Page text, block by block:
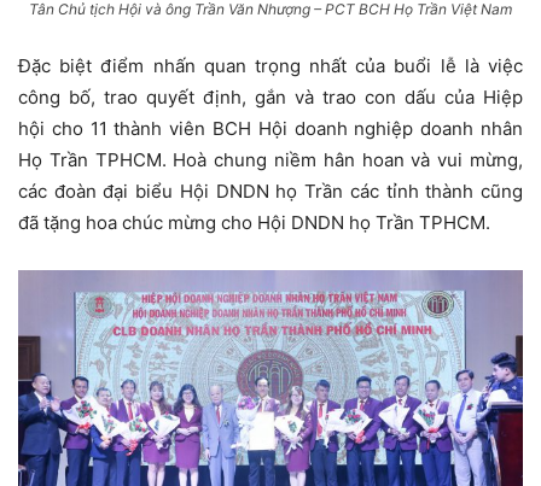
Tân Chủ tịch Hội và ông Trần Văn Nhượng – PCT BCH Họ Trần Việt Nam
Đặc biệt điểm nhấn quan trọng nhất của buổi lễ là việc
công bố, trao quyết định, gắn và trao con dấu của Hiệp
hội cho 11 thành viên BCH Hội doanh nghiệp doanh nhân
Họ Trần TPHCM. Hoà chung niềm hân hoan và vui mừng,
các đoàn đại biểu Hội DNDN họ Trần các tỉnh thành cũng
đã tặng hoa chúc mừng cho Hội DNDN họ Trần TPHCM.